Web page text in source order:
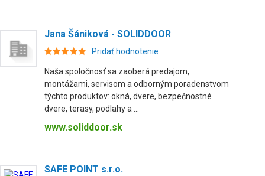
Jana Šániková - SOLIDDOOR
Pridať hodnotenie
Naša spoločnosť sa zaoberá predajom,
montážami, servisom a odborným poradenstvom
týchto produktov: okná, dvere, bezpečnostné
dvere, terasy, podlahy a ...
www.soliddoor.sk
SAFE POINT s.r.o.